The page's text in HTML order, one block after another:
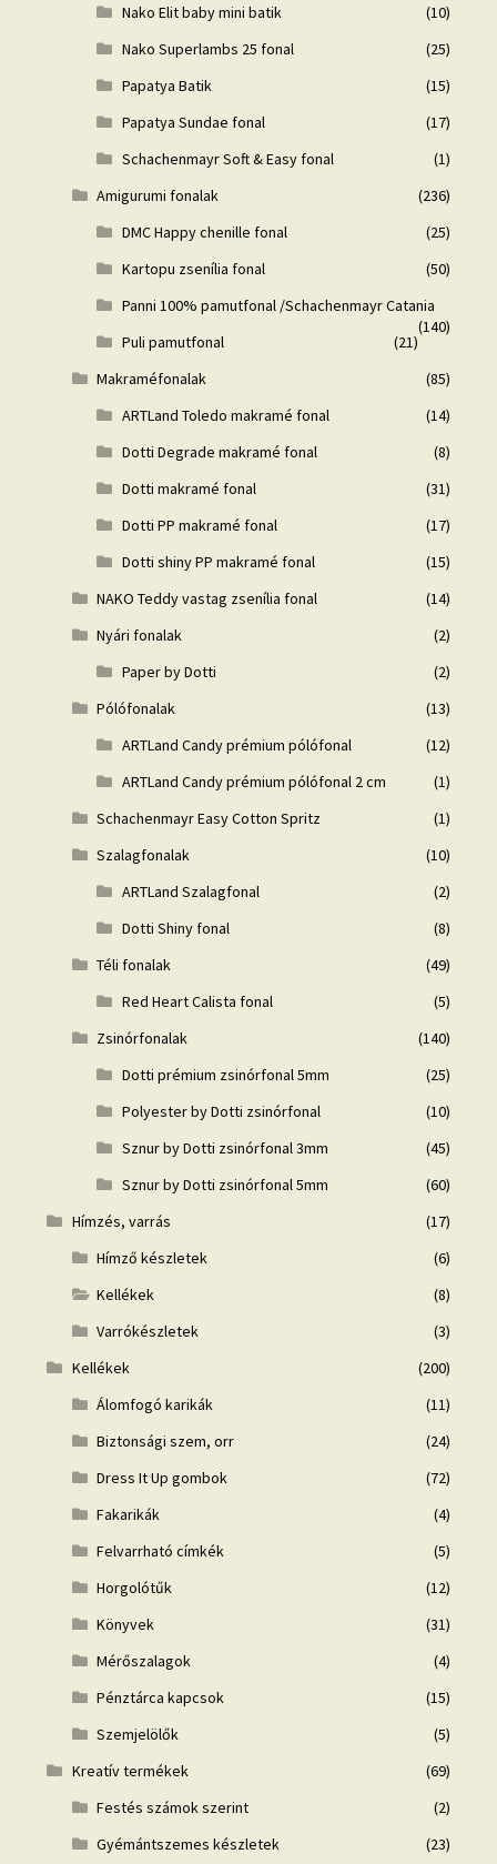
Nako Elit baby mini batik
(10)
Nako Superlambs 25 fonal
(25)
Papatya Batik
(15)
Papatya Sundae fonal
(17)
Schachenmayr Soft & Easy fonal
(1)
Amigurumi fonalak
(236)
DMC Happy chenille fonal
(25)
Kartopu zsenília fonal
(50)
Panni 100% pamutfonal /Schachenmayr Catania
(140)
Puli pamutfonal
(21)
Makraméfonalak
(85)
ARTLand Toledo makramé fonal
(14)
Dotti Degrade makramé fonal
(8)
Dotti makramé fonal
(31)
Dotti PP makramé fonal
(17)
Dotti shiny PP makramé fonal
(15)
NAKO Teddy vastag zsenília fonal
(14)
Nyári fonalak
(2)
Paper by Dotti
(2)
Pólófonalak
(13)
ARTLand Candy prémium pólófonal
(12)
ARTLand Candy prémium pólófonal 2 cm
(1)
Schachenmayr Easy Cotton Spritz
(1)
Szalagfonalak
(10)
ARTLand Szalagfonal
(2)
Dotti Shiny fonal
(8)
Téli fonalak
(49)
Red Heart Calista fonal
(5)
Zsinórfonalak
(140)
Dotti prémium zsinórfonal 5mm
(25)
Polyester by Dotti zsinórfonal
(10)
Sznur by Dotti zsinórfonal 3mm
(45)
Sznur by Dotti zsinórfonal 5mm
(60)
Hímzés, varrás
(17)
Hímző készletek
(6)
Kellékek
(8)
Varrókészletek
(3)
Kellékek
(200)
Álomfogó karikák
(11)
Biztonsági szem, orr
(24)
Dress It Up gombok
(72)
Fakarikák
(4)
Felvarrható címkék
(5)
Horgolótűk
(12)
Könyvek
(31)
Mérőszalagok
(4)
Pénztárca kapcsok
(15)
Szemjelölők
(5)
Kreatív termékek
(69)
Festés számok szerint
(2)
Gyémántszemes készletek
(23)